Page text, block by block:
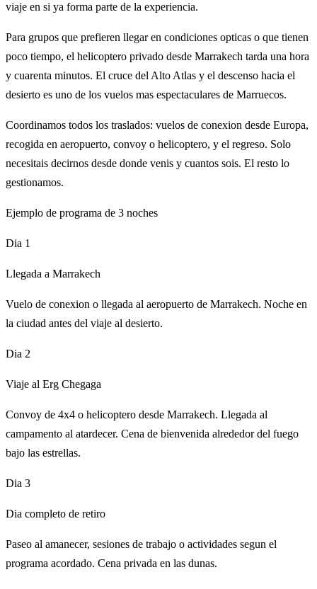
viaje en si ya forma parte de la experiencia.
Para grupos que prefieren llegar en condiciones opticas o que tienen
poco tiempo, el helicoptero privado desde Marrakech tarda una hora
y cuarenta minutos. El cruce del Alto Atlas y el descenso hacia el
desierto es uno de los vuelos mas espectaculares de Marruecos.
Coordinamos todos los traslados: vuelos de conexion desde Europa,
recogida en aeropuerto, convoy o helicoptero, y el regreso. Solo
necesitais decirnos desde donde venis y cuantos sois. El resto lo
gestionamos.
Ejemplo de programa de 3 noches
Dia 1
Llegada a Marrakech
Vuelo de conexion o llegada al aeropuerto de Marrakech. Noche en
la ciudad antes del viaje al desierto.
Dia 2
Viaje al Erg Chegaga
Convoy de 4x4 o helicoptero desde Marrakech. Llegada al
campamento al atardecer. Cena de bienvenida alrededor del fuego
bajo las estrellas.
Dia 3
Dia completo de retiro
Paseo al amanecer, sesiones de trabajo o actividades segun el
programa acordado. Cena privada en las dunas.